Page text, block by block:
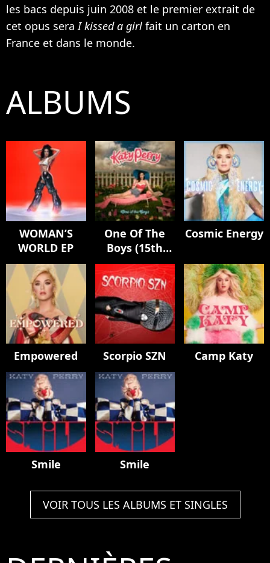
les bacs depuis juin 2008 et le premier extrait de
cet opus seraI kissed a girl fait un carton en
France et dans le monde.
ALBUMS
WOMAN’S
WORLD EP
One Of The
Boys (15th
Anniversary
Edition)
Cosmic Energy
Empowered Scorpio SZN Camp Katy
Smile Smile
VOIR TOUS LES ALBUMS ET SINGLES